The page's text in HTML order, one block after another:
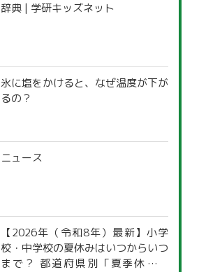
辞典 | 学研キッズネット
氷に塩をかけると、なぜ温度が下が
るの？
ニュース
【2026年（令和8年）最新】小学
校・中学校の夏休みはいつからいつ
まで？ 都道府県別「夏季休暇一